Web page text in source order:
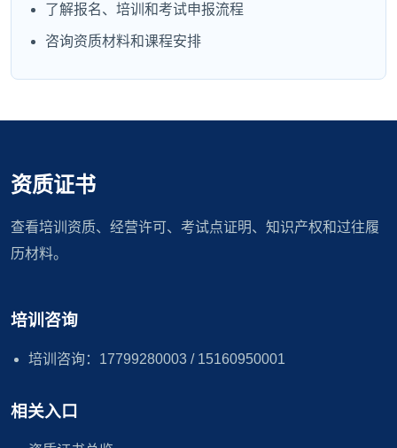
了解报名、培训和考试申报流程
咨询资质材料和课程安排
资质证书
查看培训资质、经营许可、考试点证明、知识产权和过往履
历材料。
培训咨询
培训咨询：17799280003 / 15160950001
相关入口